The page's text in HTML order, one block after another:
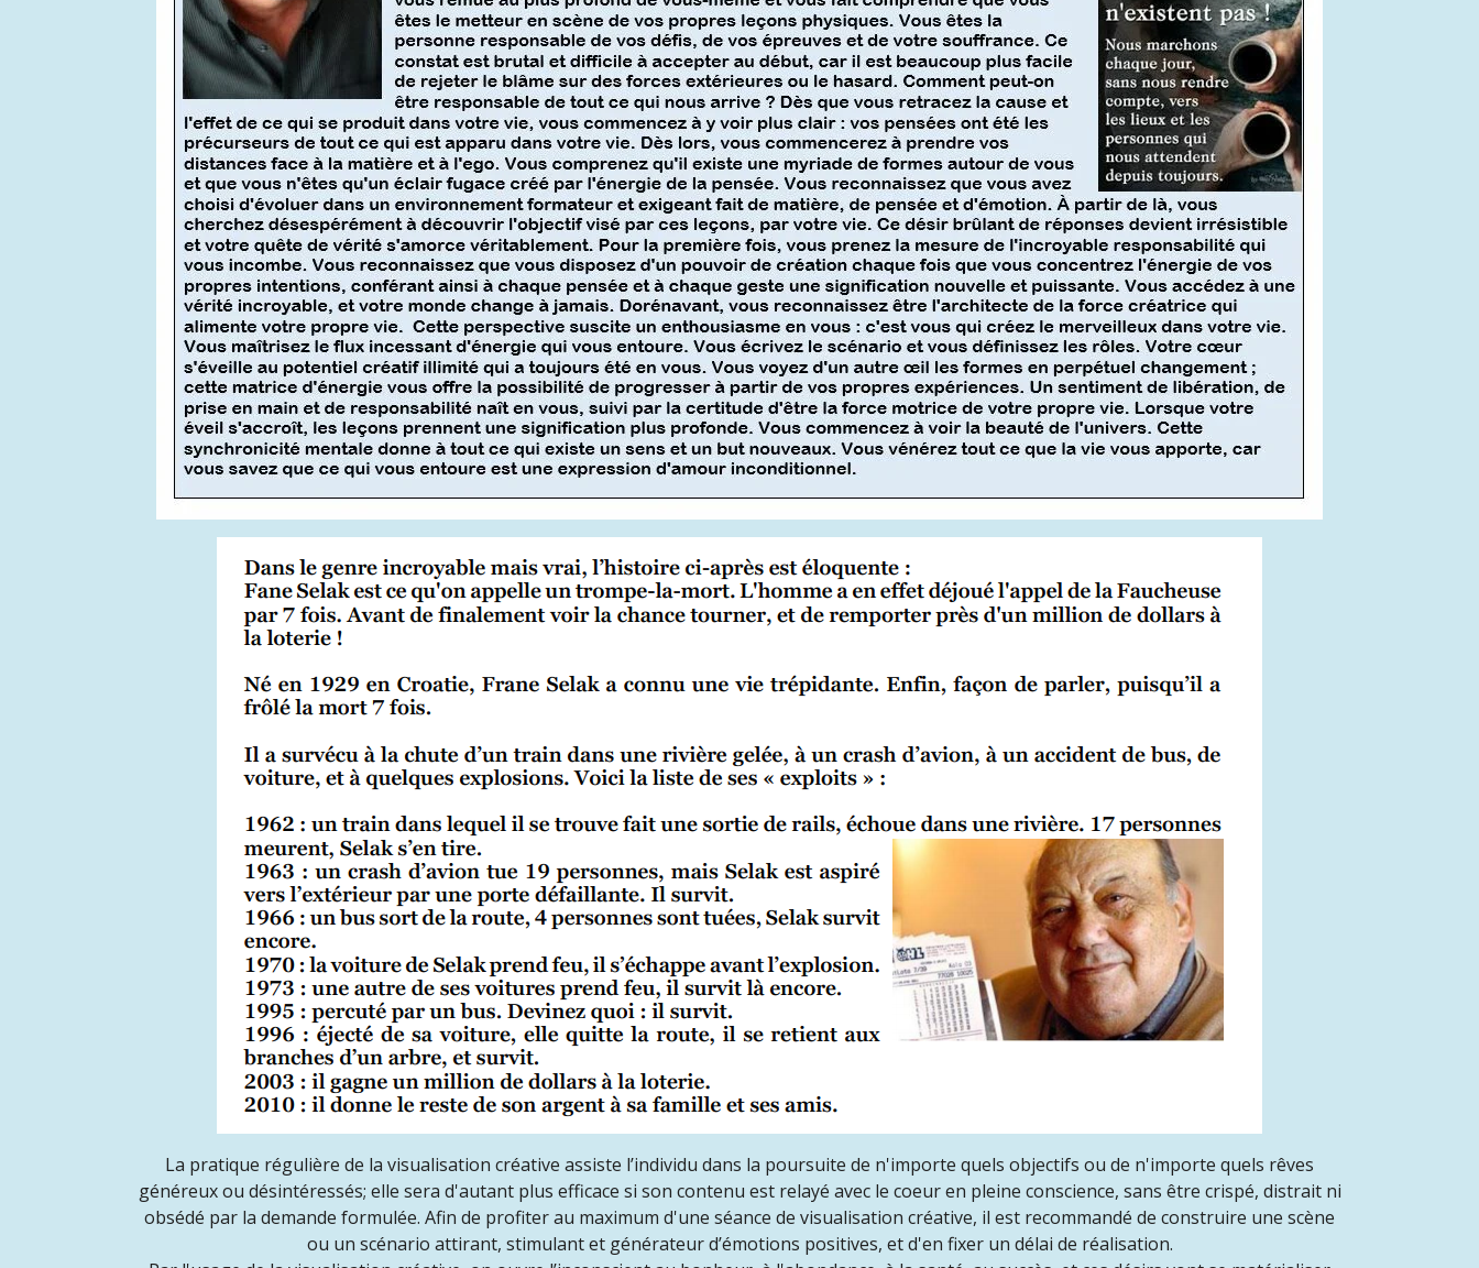
La pratique régulière de la visualisation créative assiste l’individu dans la poursuite de n'importe quels objectifs ou de n'importe quels rêves
généreux ou désintéressés; elle sera d'autant plus efficace si son contenu est relayé avec le coeur en pleine conscience, sans être crispé, distrait ni
obsédé par la demande formulée. Afin de profiter au maximum d'une séance de visualisation créative, il est recommandé de construire une scène
ou un scénario attirant, stimulant et générateur d’émotions positives, et d'en fixer un délai de réalisation.